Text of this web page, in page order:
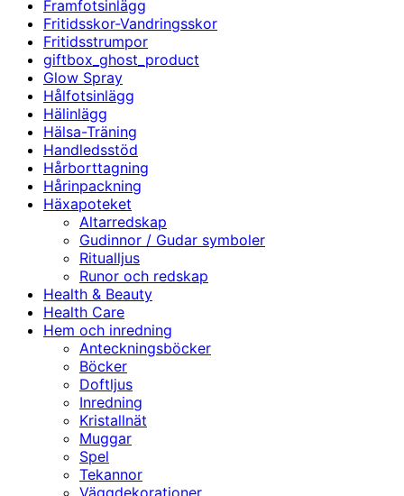
Framfotsinlägg
Fritidsskor-Vandringsskor
Fritidsstrumpor
giftbox_ghost_product
Glow Spray
Hålfotsinlägg
Hälinlägg
Hälsa-Träning
Handledsstöd
Hårborttagning
Hårinpackning
Häxapoteket
Altarredskap
Gudinnor / Gudar symboler
Ritualljus
Runor och redskap
Health & Beauty
Health Care
Hem och inredning
Anteckningsböcker
Böcker
Doftljus
Inredning
Kristallnät
Muggar
Spel
Tekannor
Väggdekorationer